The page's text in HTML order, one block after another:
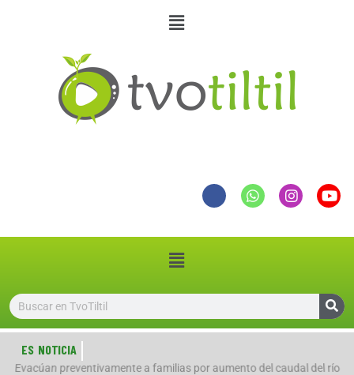
ES NOTICIA
Evacúan preventivamente a familias por aumento del caudal del río